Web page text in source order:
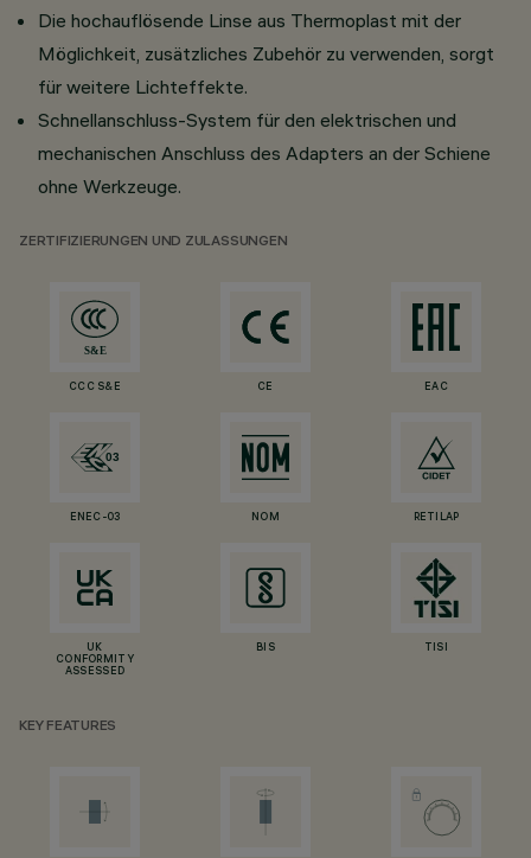
Die hochauflösende Linse aus Thermoplast mit der
Möglichkeit, zusätzliches Zubehör zu verwenden, sorgt
für weitere Lichteffekte.
Schnellanschluss-System für den elektrischen und
mechanischen Anschluss des Adapters an der Schiene
ohne Werkzeuge.
ZERTIFIZIERUNGEN UND ZULASSUNGEN
CCC S&E CE EAC
ENEC-03 NOM RETILAP
UK
CONFORMITY
ASSESSED
BIS TISI
KEY FEATURES